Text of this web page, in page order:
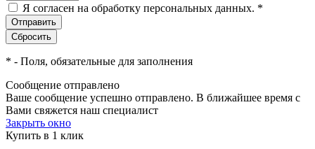
Я согласен на обработку персональных данных. *
* - Поля, обязательные для заполнения
Сообщение отправлено
Ваше сообщение успешно отправлено. В ближайшее время с
Вами свяжется наш специалист
Закрыть окно
Купить в 1 клик